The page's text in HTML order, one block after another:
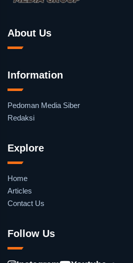
About Us
Information
Pedoman Media Siber
Redaksi
Explore
Home
Articles
Contact Us
Follow Us